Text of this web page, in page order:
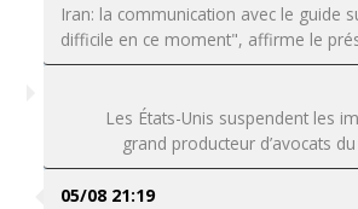
Iran: la communication avec le guide
difficile en ce moment", affirme le
Les États-Unis suspendent les
grand producteur d’avocats
05/08 21:19